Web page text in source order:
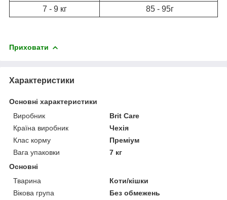
7 - 9 кг
85 - 95г
Приховати
Характеристики
Основні характеристики
Виробник
Brit Care
Країна виробник
Чехія
Клас корму
Преміум
Вага упаковки
7 кг
Основні
Тварина
Коти/кішки
Вікова група
Без обмежень